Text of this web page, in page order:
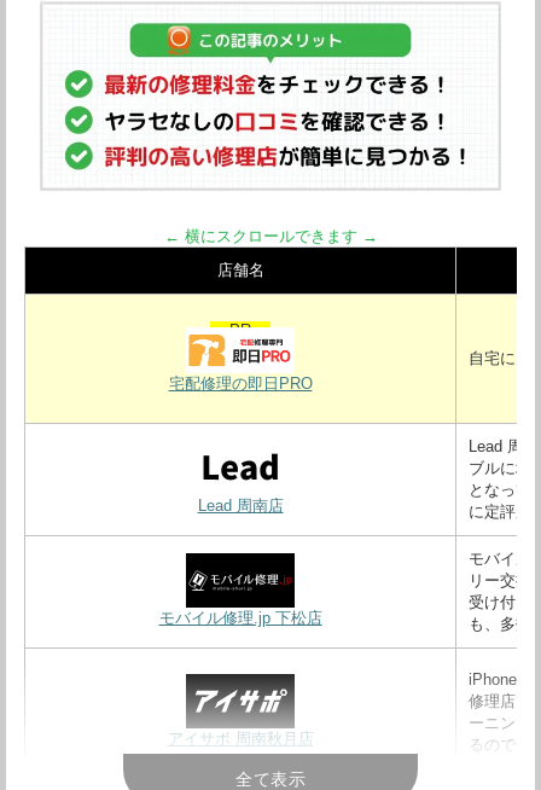
店舗名
宅配修理の即日PRO
自宅にい
Lead 周南店
Lead 周
ブルに地
となって
に定評
モバイル修理.jp 下松店
モバイル
リー交換
受け付け
も、多数
アイサポ 周南秋月店
iPhoneア
修理店で
ーニング
るので
全て表示